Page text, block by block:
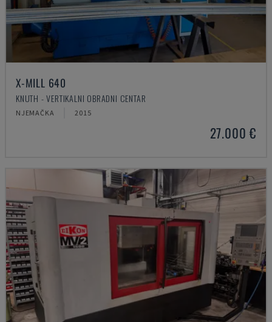
X-MILL 640
KNUTH - VERTIKALNI OBRADNI CENTAR
NJEMAČKA 2015
27.000 €